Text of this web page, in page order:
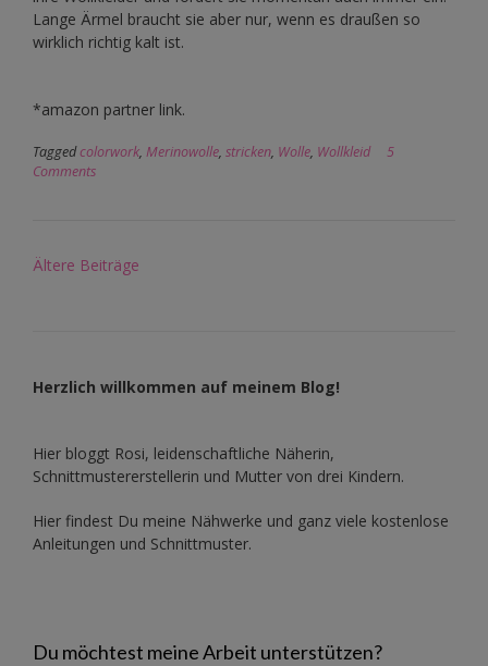
Lange Ärmel braucht sie aber nur, wenn es draußen so
wirklich richtig kalt ist.
*amazon partner link.
Taggedcolorwork, Merinowolle, stricken, Wolle, Wollkleid
5
Comments
Beitragsnavigation
Ältere Beiträge
Herzlich willkommen auf meinem Blog!
Hier bloggt Rosi, leidenschaftliche Näherin,
Schnittmustererstellerin und Mutter von drei Kindern.
Hier findest Du meine Nähwerke und ganz viele kostenlose
Anleitungen und Schnittmuster.
Du möchtest meine Arbeit unterstützen?